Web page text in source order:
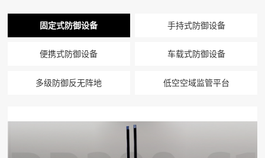
固定式防御设备 手持式防御设备
便携式防御设备 车载式防御设备
多级防御反无阵地 低空空域监管平台